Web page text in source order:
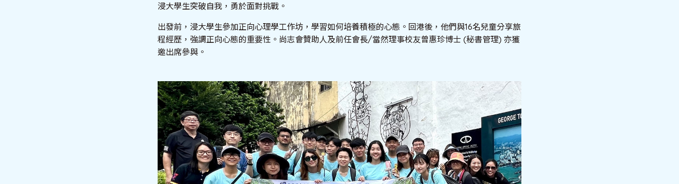
浸大學生突破自我，勇於面對挑戰。
出發前，浸大學生參加正向心理學工作坊，學習如何培養積極的心態。回港後，他們與16名兒童分享旅
程經歷，強調正向心態的重要性。尚志會贊助人及前任會長/當然理事校友曾惠珍博士 (秘書管理) 亦獲
邀出席參與。